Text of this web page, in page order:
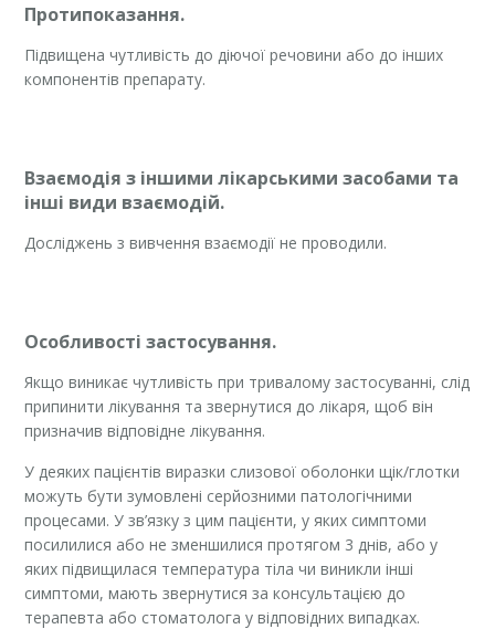
Протипоказання.
Підвищена чутливість до діючої речовини або до інших
компонентів препарату.
Взаємодія з іншими лікарськими засобами та
інші види взаємодій.
Досліджень з вивчення взаємодії не проводили.
Особливості застосування.
Якщо виникає чутливість при тривалому застосуванні, слід
припинити лікування та звернутися до лікаря, щоб він
призначив відповідне лікування.
У деяких пацієнтів виразки слизової оболонки щік/глотки
можуть бути зумовлені серйозними патологічними
процесами. У зв’язку з цим пацієнти, у яких симптоми
посилилися або не зменшилися протягом 3 днів, або у
яких підвищилася температура тіла чи виникли інші
симптоми, мають звернутися за консультацією до
терапевта або стоматолога у відповідних випадках.